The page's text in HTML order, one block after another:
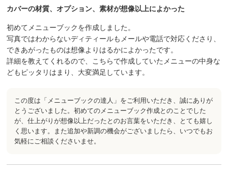
カバーの材質、オプション、素材が想像以上によかった
初めてメニューブックを作成しました。
写真ではわからないディティールもメールや電話で対応くださり、
できあがったものは想像よりはるかによかったです。
詳細を教えてくれるので、こちらで作成していたメニューの中身な
どもピッタリはまり、大変満足しています。
この度は「メニューブックの達人」をご利用いただき、誠にありが
とうございました。初めてのメニューブック作成とのことでした
が、仕上がりが想像以上だったとのお言葉をいただき、とても嬉し
く思います。また追加や新調の機会がございましたら、いつでもお
気軽にご相談くださいませ。